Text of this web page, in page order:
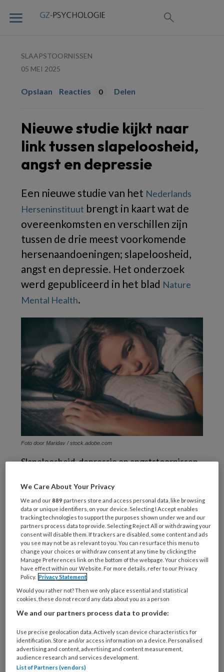
SLAAPSTOORNISSEN
05 MEI 2025
Opslaan Reacties 0 Delen
Nieuwe studie kijkt naar
link tussen slapeloosheid,
angst en depressie
Een nieuwe studie van het Nederlands
Herseninstituut brengt in kaart wat de
overeenkomsten en verschillen zijn
tussen de drie meest voorkomende
hersenaandoeningen; slapeloosheid,
angst en depressie. Het onderzoek
werd gepubliceerd in het blad Nature
Mental Health.
Foto door Maridav / stock.adobe.com
Slapeloosheid, depressie en angststoornissen
aandoeningen. Behandelingen zijn vaak
slechts matig effectief, en bij veel mensen
keren de symptomen terug. Het is dan ook
cruciaal om nieuwe aanknopingspunten voor
behandelingen te vinden. Opvallend is dat er
veel overlap zit tussen de aandoeningen en ze
vaak samen voorkomen. Zou een gedeeld
hersenmechanisme hieraan ten grondslag
kunnen liggen?
Siemon de Lange, Elleke Tissink en Eus van
Someren, hebben samen met hun collega’s aan
de Vrije Universiteit Amsterdam gekeken naar
hersenscans van meer dan 25.000 deelnemers
We Care About Your Privacy
We and our889 partners store and access personal data, like browsing
data or unique identifiers, on your device. Selecting I Accept enables
tracking technologies to support the purposes shown under we and our
partners process data to provide. Selecting Reject All or withdrawing your
consent will disable them. If trackers are disabled, some content and ads
you see may not be as relevant to you. You can resurface this menu to
change your choices or withdraw consent at any time by clicking the
Manage Preferences link on the bottom of the webpage. Your choices will
have effect within our Website. For more details, refer to our Privacy
Policy. Privacy Statement
Would you rather not? Then we only place essential and statistical
cookies, these do not record any data about you as a person
We and our partners process data to provide:
Use precise geolocation data. Actively scan device characteristics for
identification. Store and/or access information on a device. Personalised
advertising and content, advertising and content measurement,
audience research and services development.
List of Partners (vendors)